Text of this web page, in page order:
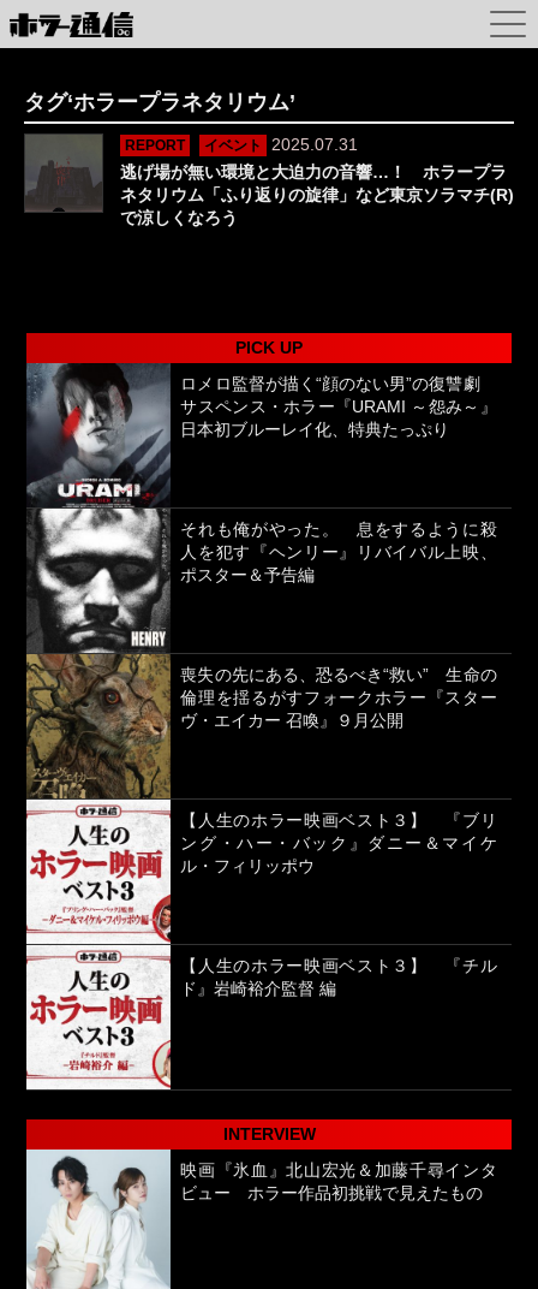
タグ‘ホラープラネタリウム’
REPORT イベント
2025.07.31
逃げ場が無い環境と大迫力の音響…！ ホラープラ
ネタリウム「ふり返りの旋律」など東京ソラマチ(R)
で涼しくなろう
PICK UP
ロメロ監督が描く“顔のない男”の復讐劇
サスペンス・ホラー『URAMI ～怨み～』
日本初ブルーレイ化、特典たっぷり
それも俺がやった。 息をするように殺
人を犯す『ヘンリー』リバイバル上映、
ポスター＆予告編
喪失の先にある、恐るべき“救い” 生命の
倫理を揺るがすフォークホラー『スター
ヴ・エイカー 召喚』９月公開
【人生のホラー映画ベスト３】 『ブリ
ング・ハー・バック』ダニー＆マイケ
ル・フィリッポウ
【人生のホラー映画ベスト３】 『チル
ド』岩崎裕介監督 編
INTERVIEW
映画『氷血』北山宏光＆加藤千尋インタ
ビュー ホラー作品初挑戦で見えたもの